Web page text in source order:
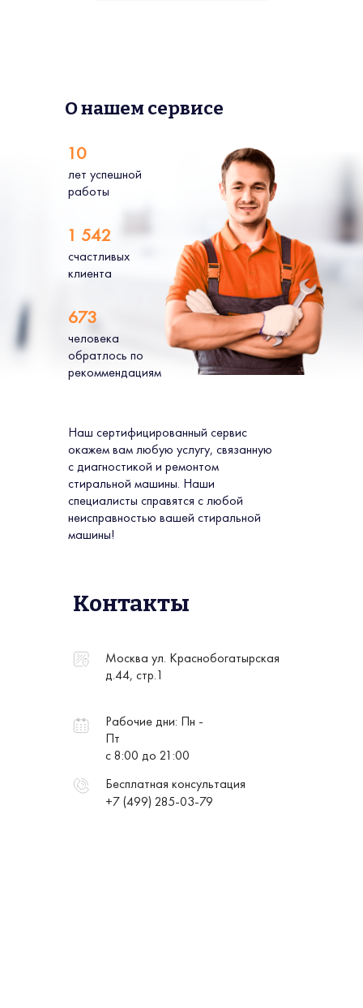
О нашем сервисе
Наш сертифицированный сервис
окажем вам любую услугу, связанную
с диагностикой и ремонтом
стиральной машины. Наши
специалисты справятся с любой
неисправностью вашей стиральной
машины!
лет успешной
работы
10
счастливых
клиента
1 542
человека
обратлось по
рекоммендациям
673
Контакты
Москва ул. Краснобогатырская
д.44, стр.1
Рабочие дни: Пн -
Пт
с 8:00 до 21:00
Бесплатная консультация
+7 (499) 285-03-79